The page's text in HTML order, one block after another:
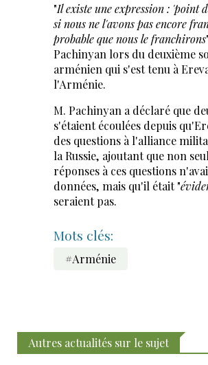
"Il existe une expression : 'point
si nous ne l'avons pas encore
probable que nous le franchirons
Pachinyan lors du deuxième
arménien qui s'est tenu à
l'Arménie.
M. Pachinyan a déclaré que
s'étaient écoulées depuis
des questions à l'alliance
la Russie, ajoutant que non
réponses à ces questions
données, mais qu'il était "
seraient pas.
Mots clés:
#Arménie
Autres actualités sur le sujet